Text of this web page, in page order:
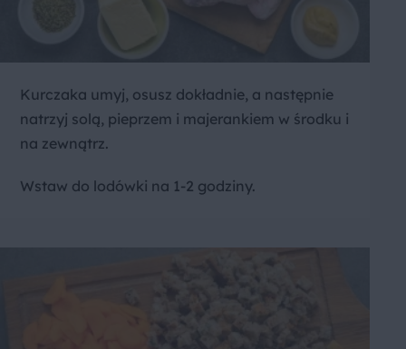
Kurczaka umyj, osusz dokładnie, a następnie
natrzyj solą, pieprzem i majerankiem w środku i
na zewnątrz.
Wstaw do lodówki na 1-2 godziny.